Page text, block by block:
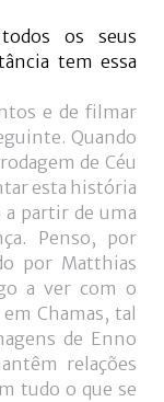
os seus
tem essa
e de filmar
Quando
de Céu
esta história
partir de uma
Penso, por
por Matthias
a ver com o
Chamas, tal
de Enno
relações
tudo o que se